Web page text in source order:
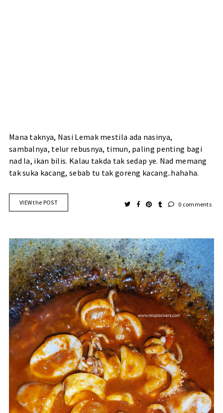
Mana taknya, Nasi Lemak mestila ada nasinya,
sambalnya, telur rebusnya, timun, paling penting bagi
nad la, ikan bilis. Kalau takda tak sedap ye. Nad memang
tak suka kacang, sebab tu tak goreng kacang..hahaha.
VIEW the POST 0 comments